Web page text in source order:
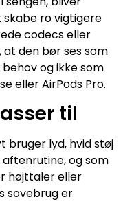
ro vigtigere
codecs eller
den bør ses som
og ikke som
eller AirPods Pro.
til
bruger lyd, hvid støj
og som
højttaler eller
sovebrug er